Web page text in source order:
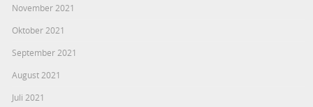
November 2021
Oktober 2021
September 2021
August 2021
Juli 2021